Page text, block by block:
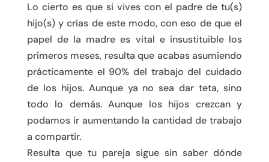
Lo cierto es que si vives con el padre de tu(s)
hijo(s) y crías de este modo, con eso de que el
papel de la madre es vital e insustituible los
primeros meses, resulta que acabas asumiendo
prácticamente el 90% del trabajo del cuidado
de los hijos. Aunque ya no sea dar teta, sino
todo lo demás. Aunque los hijos crezcan y
podamos ir aumentando la cantidad de trabajo
a compartir.
Resulta que tu pareja sigue sin saber dónde